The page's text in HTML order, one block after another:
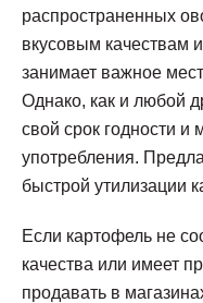
распространенных
вкусовым качествам
занимает важное
Однако, как и любой
свой срок годности
употребления.
быстрой утилизации
Если картофель не
качества или имеет
продавать в